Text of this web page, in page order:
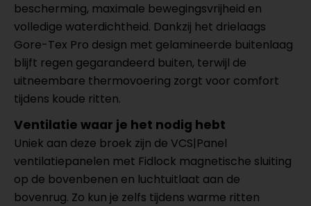
bescherming, maximale bewegingsvrijheid en
volledige waterdichtheid. Dankzij het drielaags
Gore-Tex Pro design met gelamineerde buitenlaag
blijft regen gegarandeerd buiten, terwijl de
uitneembare thermovoering zorgt voor comfort
tijdens koude ritten.
Ventilatie waar je het nodig hebt
Uniek aan deze broek zijn de VCS|Panel
ventilatiepanelen met Fidlock magnetische sluiting
op de bovenbenen en luchtuitlaat aan de
bovenrug. Zo kun je zelfs tijdens warme ritten